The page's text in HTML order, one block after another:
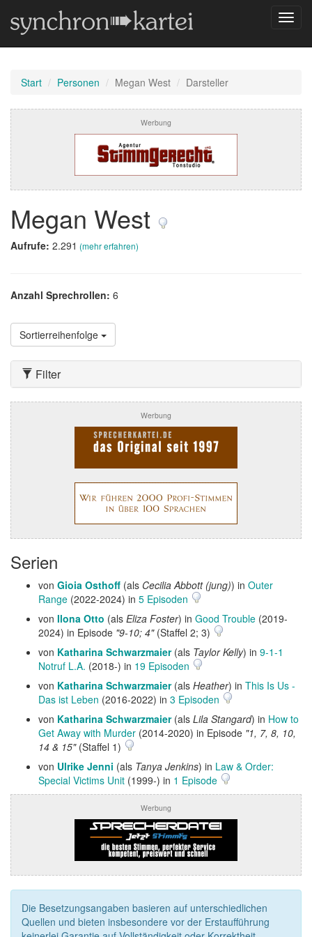
Start Personen Megan West Darsteller
Werbung
Megan West
Aufrufe: 2.291 (mehr erfahren)
Anzahl Sprechrollen: 6
Sortierreihenfolge
Filter
Werbung
Serien
von Gioia Osthoff (als Cecilia Abbott (jung)) in Outer
Range (2022-2024) in 5 Episoden
von Ilona Otto (als Eliza Foster) in Good Trouble (2019-
2024) in Episode "9-10; 4"(Staffel 2; 3)
von Katharina Schwarzmaier(als Taylor Kelly) in 9-1-1
Notruf L.A. (2018-) in 19 Episoden
von Katharina Schwarzmaier(als Heather) in This Is Us -
Das ist Leben (2016-2022) in 3 Episoden
von Katharina Schwarzmaier(als Lila Stangard) in How to
Get Away with Murder (2014-2020) in Episode "1, 7, 8, 10,
14 & 15"(Staffel 1)
von Ulrike Jenni (als Tanya Jenkins) in Law & Order:
Special Victims Unit (1999-) in 1 Episode
Werbung
Die Besetzungsangaben basieren auf unterschiedlichen
Quellen und bieten insbesondere vor der Erstaufführung